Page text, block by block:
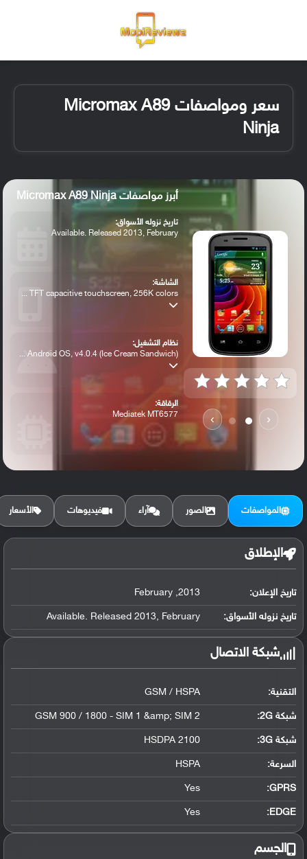
سعر ومواصفات Micromax A89
Ninja
‹
›
أبرز مواصفات Micromax A89 Ninja
تاريخ نزوله الأسواق:
Available. Released 2013, February
الشاشة:
TFT capacitive touchscreen, 256K colors ...
نظام التشغيل:
Android OS, v4.0.4 (Ice Cream Sandwich) ...
الرقاقة:
Mediatek MT6577
الرام / التخزين:
المواصفات الصور آراء فيديوهات الأسعار
الإطلاق
تاريخ الإعلان: 2013, February
تاريخ نزوله الأسواق: Available. Released 2013, February
شبكة الاتصال
التقنية: GSM / HSPA
شبكة 2G: GSM 900 / 1800 - SIM 1 &amp; SIM 2
شبكة 3G :
HSDPA 2100
السرعة: HSPA
GPRS:
Yes
EDGE:
Yes
الجسم